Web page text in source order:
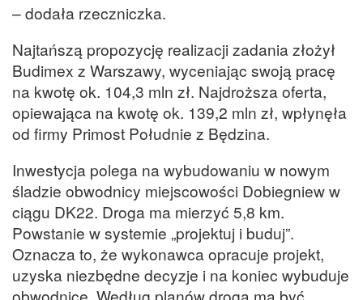
– dodała rzeczniczka.
Najtańszą propozycję realizacji zadania złożył
Budimex z Warszawy, wyceniając swoją pracę
na kwotę ok. 104,3 mln zł. Najdroższa oferta,
opiewająca na kwotę ok. 139,2 mln zł, wpłynęła
od firmy Primost Południe z Będzina.
Inwestycja polega na wybudowaniu w nowym
śladzie obwodnicy miejscowości Dobiegniew w
ciągu DK22. Droga ma mierzyć 5,8 km.
Powstanie w systemie „projektuj i buduj”.
Oznacza to, że wykonawca opracuje projekt,
uzyska niezbędne decyzje i na koniec wybuduje
obwodnicę. Według planów droga ma być